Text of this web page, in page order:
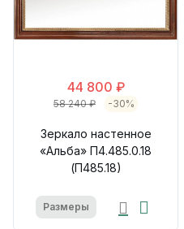
44 800 ₽
58 240 ₽ -30%
Зеркало настенное
«Альба» П4.485.0.18
(П485.18)
Размеры